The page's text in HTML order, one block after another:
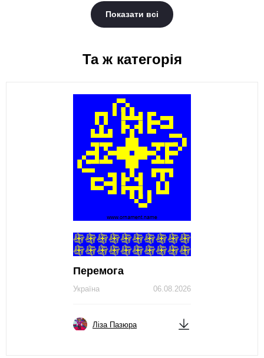
Показати всі
Та ж категорія
Перемога
06.08.2026
Україна
Ліза Пазюра